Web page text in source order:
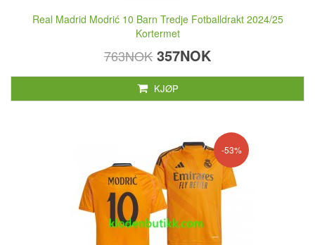
Real Madrid Modrić 10 Barn Tredje Fotballdrakt 2024/25
Kortermet
763NOK 357NOK
KJØP
-53%